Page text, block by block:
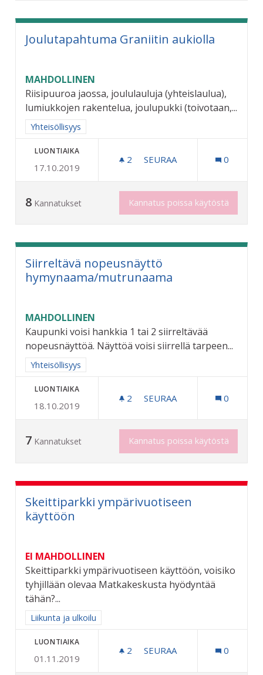
Joulutapahtuma Graniitin aukiolla
MAHDOLLINEN
Riisipuuroa jaossa, joululauluja (yhteislaulua),
lumiukkojen rakentelua, joulupukki (toivotaan,...
Rajaa tulokset aihepiirin mukaan: Yhteisöllisyys
Yhteisöllisyys
LUONTIAIKA
17.10.2019
2 2 SEURAAJAA
SEURAA 0
8 Kannatukset Kannatus poissa käytöstä
Siirreltävä nopeusnäyttö
hymynaama/mutrunaama
MAHDOLLINEN
Kaupunki voisi hankkia 1 tai 2 siirreltävää
nopeusnäyttöä. Näyttöä voisi siirrellä tarpeen...
Rajaa tulokset aihepiirin mukaan: Yhteisöllisyys
Yhteisöllisyys
LUONTIAIKA
18.10.2019
2 2 SEURAAJAA
SEURAA 0
7 Kannatukset Kannatus poissa käytöstä
Skeittiparkki ympärivuotiseen
käyttöön
EI MAHDOLLINEN
Skeittiparkki ympärivuotiseen käyttöön, voisiko
tyhjillään olevaa Matkakeskusta hyödyntää
tähän?...
Rajaa tulokset aihepiirin mukaan: Liikunta ja ulkoilu
Liikunta ja ulkoilu
LUONTIAIKA
01.11.2019
2 2 SEURAAJAA
SEURAA 0